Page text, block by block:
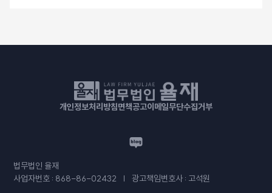
개인정보처리방침면책공고이메일무단수집거부
법무법인 율재
사업자번호 : 868-86-02432
광고책임변호사 : 고석원